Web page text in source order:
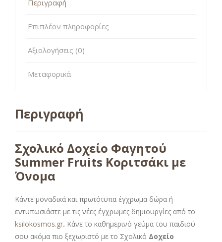
Περιγραφή
Επιπλέον πληροφορίες
Αξιολογήσεις (0)
Μεταφορικά
Περιγραφή
Σχολικό Δοχείο Φαγητού
Summer Fruits Κοριτσάκι με
Όνομα
Κάντε μοναδικά και πρωτότυπα έγχρωμα δώρα ή
εντυπωσιάστε με τις νέες έγχρωμες δημιουργίες από το
ksilokosmos.gr. Κάνε το καθημερινό γεύμα του παιδιού
σου ακόμα πιο ξεχωριστό με το Σχολικό Δοχείο